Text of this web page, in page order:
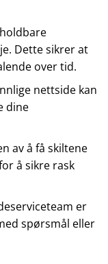
Dette sikrer at
over tid.
nettside kan
dine
av å få skiltene
å sikre rask
er
spørsmål eller